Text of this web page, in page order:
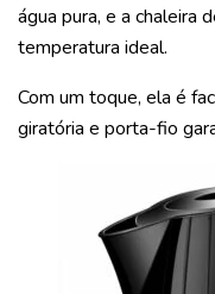
água pura, e a chaleira
temperatura ideal.
Com um toque, ela é
giratória e porta-fio